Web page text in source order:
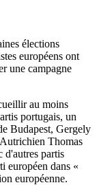
élections
européens ont
une campagne
au moins
portugais, un
Budapest, Gergely
Thomas
d'autres partis
européen dans «
européenne.